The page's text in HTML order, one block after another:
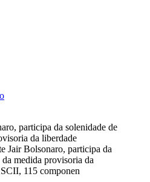
participa da solenidade de
da liberdade
Jair Bolsonaro, participa da
medida provisoria da
115 componen